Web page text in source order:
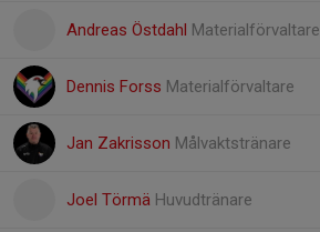
Andreas Östdahl Materialförvaltare
Dennis Forss Materialförvaltare
Jan Zakrisson Målvaktstränare
Joel Törmä Huvudtränare